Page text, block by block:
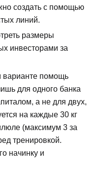
создать с помощью
линий.
размеры
инвесторами за
варианте помощь
для одного банка
а не для двух,
на каждые 30 кг
(максимум 3 за
тренировкой.
начинку и